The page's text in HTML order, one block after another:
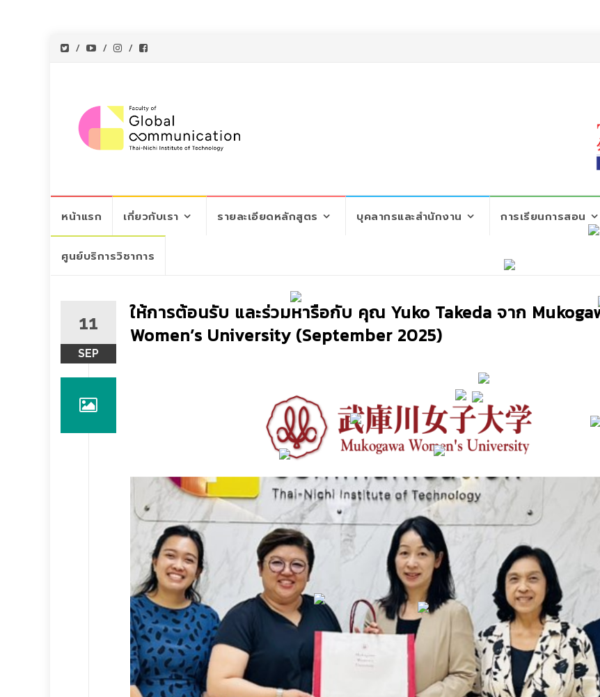
to
content
หน้าแรก เกี่ยวกับเรา รายละเอียดหลักสูตร บุคลากรและสำนักงาน การเรียนการสอน
ศูนย์บริการวิชาการ
11
SEP
ให้การต้อนรับ และร่วมหารือกับ คุณ Yuko Takeda จาก
Women’s University (September 2025)